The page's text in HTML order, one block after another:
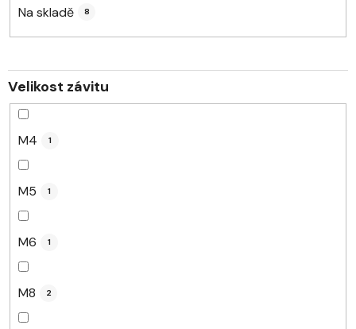
d
u
t
ů
Na skladě 8
Velikost závitu
M4 1
M5 1
M6 1
M8 2